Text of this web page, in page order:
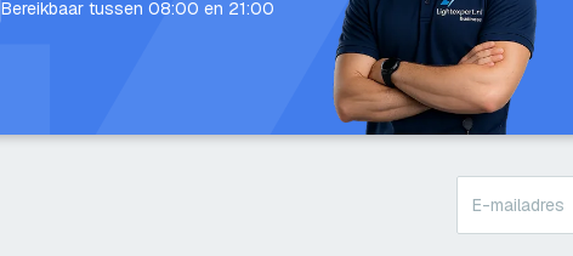
Bereikbaar tussen 08:00 en 21:00